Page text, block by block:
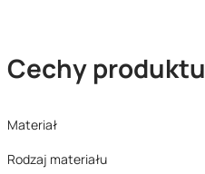
Cechy produktu
Materiał
Rodzaj materiału